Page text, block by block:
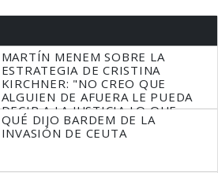
MARTÍN MENEM SOBRE LA
ESTRATEGIA DE CRISTINA
KIRCHNER: "NO CREO QUE
ALGUIEN DE AFUERA LE PUEDA
DECIR A LA JUSTICIA LO QUE
TIENE QUE HACER"
QUÉ DIJO BARDEM DE LA
INVASIÓN DE CEUTA